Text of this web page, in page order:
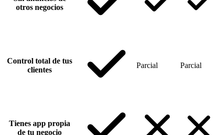
otros negocios
Control total de tus
clientes
Parcial Parcial
Tienes app propia
de tu negocio